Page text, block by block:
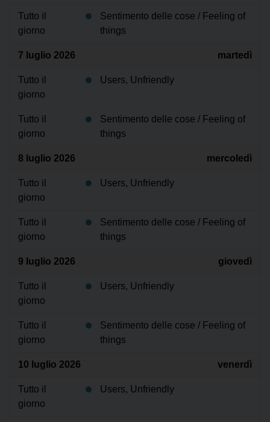
Tutto il
giorno
Sentimento delle cose / Feeling of
things
7 luglio 2026 martedì
Tutto il
giorno
Users, Unfriendly
Tutto il
giorno
Sentimento delle cose / Feeling of
things
8 luglio 2026 mercoledì
Tutto il
giorno
Users, Unfriendly
Tutto il
giorno
Sentimento delle cose / Feeling of
things
9 luglio 2026 giovedì
Tutto il
giorno
Users, Unfriendly
Tutto il
giorno
Sentimento delle cose / Feeling of
things
10 luglio 2026 venerdì
Tutto il
giorno
Users, Unfriendly